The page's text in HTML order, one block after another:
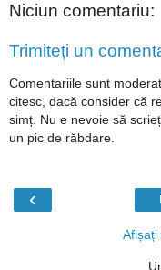
Niciun comentariu:
Trimiteți un
Comentariile sunt
citesc, dacă consider că
simț. Nu e nevoie să
un pic de răbdare.
‹
Afișați